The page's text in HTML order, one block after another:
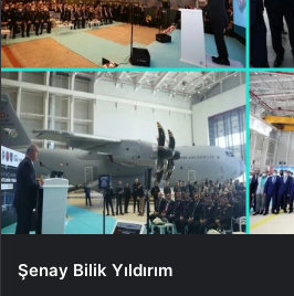
Şenay Bilik Yıldırım